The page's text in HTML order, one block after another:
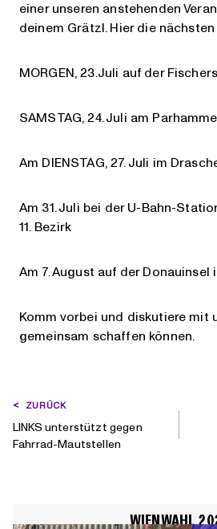
einer unseren anstehenden
deinem Grätzl. Hier die
MORGEN, 23.Juli auf der
SAMSTAG, 24. Juli am
Am DIENSTAG, 27. Juli im
Am 31. Juli bei der U-Bahn-
11. Bezirk
Am 7. August auf der Donauinsel
Komm vorbei und diskutiere mit
gemeinsam schaffen können.
BEITRAGSNAVIGATION
ZURÜCK
LINKS unterstützt gegen
Fahrrad-Mautstellen
WIENWAHL